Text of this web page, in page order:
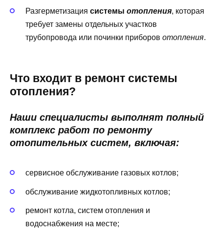
Разгерметизация системы отопления, которая
требует замены отдельных участков
трубопровода или починки приборов отопления.
Что входит в ремонт системы
отопления?
Наши специалисты выполнят полный
комплекс работ по ремонту
отопительных систем, включая:
сервисное обслуживание газовых котлов;
обслуживание жидкотопливных котлов;
ремонт котла, систем отопления и
водоснабжения на месте;